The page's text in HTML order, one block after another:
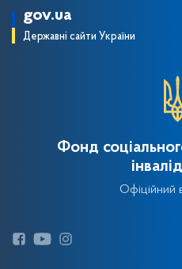
gov.ua
Державні сайти України
Фонд
Офіційний